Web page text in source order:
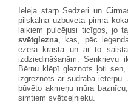
Ielejā starp Sedzeri un
pilskalnā uzbūvēta pirmā
laikiem pulcējusi ticīgos, jo
svētglezna, kas, pēc
ezera krastā un ar to
izdziedināšanām. Senkrievu
Bērnu klēpī gleznots ļoti
izgreznots ar sudraba
būvēto akmeņu mūra
simtiem svētceļnieku.